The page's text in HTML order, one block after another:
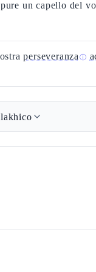
un capello del
perseveranza ⓘ